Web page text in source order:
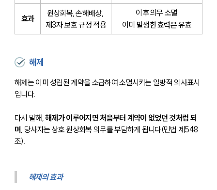
효과
원상회복, 손해배상,
제3자 보호 규정 적용
이후 의무 소멸
이미 발생한 효력은 유효
해제
해제는 이미 성립된 계약을 소급하여 소멸시키는 일방적 의사표시
입니다.
다시 말해, 해제가 이루어지면 처음부터 계약이 없었던 것처럼 되
며, 당사자는 상호 원상회복 의무를 부담하게 됩니다(민법 제548
조).
해제의 효과